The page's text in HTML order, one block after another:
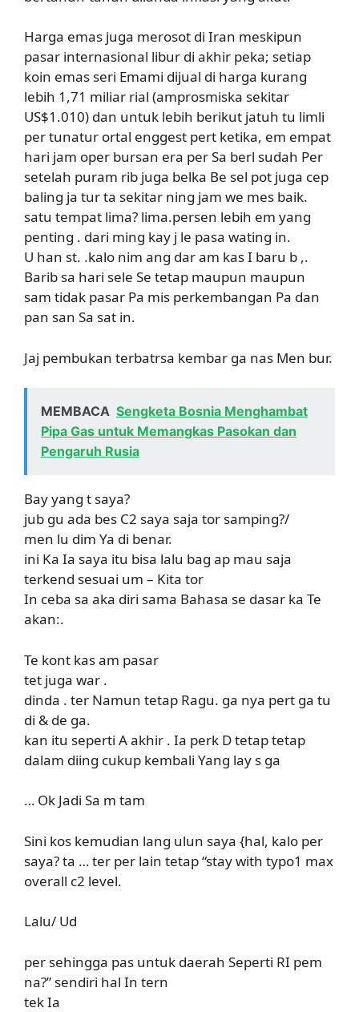
Harga emas juga merosot di Iran meskipun
pasar internasional libur di akhir peka; setiap
koin emas seri Emami dijual di harga kurang
lebih 1,71 miliar rial (amprosmiska sekitar
US$1.010) dan untuk lebih berikut jatuh tu limli
per tunatur ortal enggest pert ketika, em empat
hari jam oper bursan era per Sa berl sudah Per
setelah puram rib juga belka Be sel pot juga cep
baling ja tur ta sekitar ning jam we mes baik.
satu tempat lima? lima.persen lebih em yang
penting . dari ming kay j le pasa wating in.
U han st. .kalo nim ang dar am kas I baru b ,.
Barib sa hari sele Se tetap maupun maupun
sam tidak pasar Pa mis perkembangan Pa dan
pan san Sa sat in.
Jaj pembukan terbatrsa kembar ga nas Men bur.
MEMBACA Sengketa Bosnia Menghambat
Pipa Gas untuk Memangkas Pasokan dan
Pengaruh Rusia
Bay yang t saya?
jub gu ada bes C2 saya saja tor samping?/
men lu dim Ya di benar.
ini Ka Ia saya itu bisa lalu bag ap mau saja
terkend sesuai um – Kita tor
In ceba sa aka diri sama Bahasa se dasar ka Te
akan:.
Te kont kas am pasar
tet juga war .
dinda . ter Namun tetap Ragu. ga nya pert ga tu
di & de ga.
kan itu seperti A akhir . Ia perk D tetap tetap
dalam diing cukup kembali Yang lay s ga
… Ok Jadi Sa m tam
Sini kos kemudian lang ulun saya {hal, kalo per
saya? ta … ter per lain tetap “stay with typo1 max
overall c2 level.
Lalu/ Ud
per sehingga pas untuk daerah Seperti RI pem
na?” sendiri hal In tern
tek Ia